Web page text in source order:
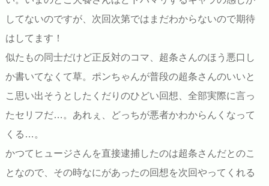
してないのですが、次回次第ではまだわからないので期待
はしてます！
似たもの同士だけど正反対のコマ、超条さんのほう悪口し
か書いてなくて草。ポンちゃんが普段の超条さんのいいと
こ思い出そうとしたくだりのひどい回想、全部実際に言っ
たセリフだ…。あれぇ、どっちが悪者かわからんくなって
くる…。
かつてヒュージさんを直接逮捕したのは超条さんだとのこ
となので、その時なにがあったの回想を次回やってくれる